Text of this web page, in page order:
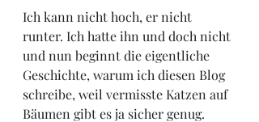
Ich kann nicht hoch, er nicht
runter. Ich hatte ihn und doch nicht
und nun beginnt die eigentliche
Geschichte, warum ich diesen Blog
schreibe, weil vermisste Katzen auf
Bäumen gibt es ja sicher genug.